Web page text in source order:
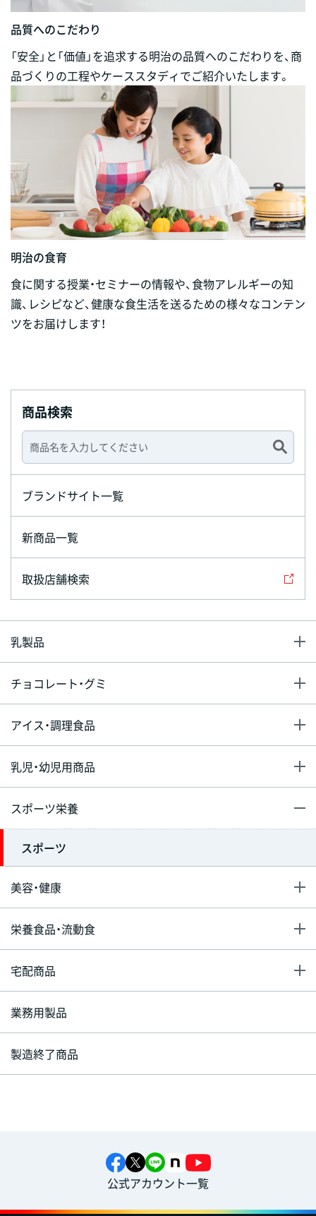
品質へのこだわり
「安全」と「価値」を追求する明治の品質へのこだわりを、商
品づくりの工程やケーススタディでご紹介いたします。
明治の食育
食に関する授業・セミナーの情報や、食物アレルギーの知
識、レシピなど、健康な食生活を送るための様々なコンテン
ツをお届けします！
商品検索
ブランドサイト一覧
新商品一覧
取扱店舗検索
乳製品
チョコレート・グミ
アイス・調理食品
乳児・幼児用商品
スポーツ栄養
スポーツ
美容・健康
栄養食品・流動食
宅配商品
業務用製品
製造終了商品
公式アカウント一覧